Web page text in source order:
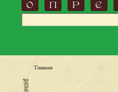
О
П Р С
Главная